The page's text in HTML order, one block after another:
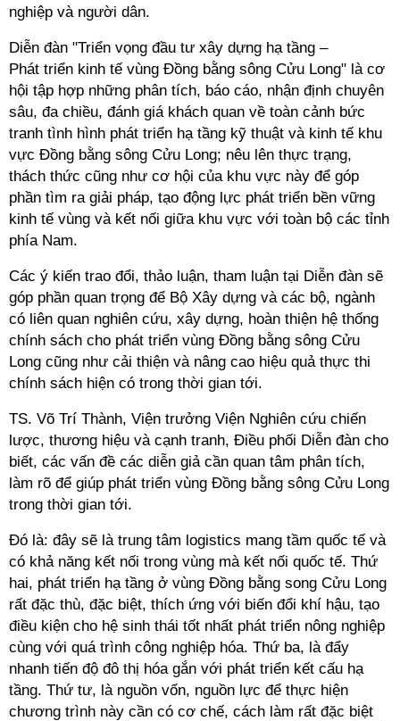
nghiệp và người dân.
Diễn đàn "Triển vọng đầu tư xây dựng hạ tầng –
Phát triển kinh tế vùng Đồng bằng sông Cửu Long" là cơ
hội tập hợp những phân tích, báo cáo, nhận định chuyên
sâu, đa chiều, đánh giá khách quan về toàn cảnh bức
tranh tình hình phát triển hạ tầng kỹ thuật và kinh tế khu
vực Đồng bằng sông Cửu Long; nêu lên thực trạng,
thách thức cũng như cơ hội của khu vực này để góp
phần tìm ra giải pháp, tạo động lực phát triển bền vững
kinh tế vùng và kết nối giữa khu vực với toàn bộ các tỉnh
phía Nam.
Các ý kiến trao đổi, thảo luận, tham luận tại Diễn đàn sẽ
góp phần quan trọng để Bộ Xây dựng và các bộ, ngành
có liên quan nghiên cứu, xây dựng, hoàn thiện hệ thống
chính sách cho phát triển vùng Đồng bằng sông Cửu
Long cũng như cải thiện và nâng cao hiệu quả thực thi
chính sách hiện có trong thời gian tới.
TS. Võ Trí Thành, Viện trưởng Viện Nghiên cứu chiến
lược, thương hiệu và cạnh tranh, Điều phối Diễn đàn cho
biết, các vấn đề các diễn giả cần quan tâm phân tích,
làm rõ để giúp phát triển vùng Đồng bằng sông Cửu Long
trong thời gian tới.
Đó là: đây sẽ là trung tâm logistics mang tầm quốc tế và
có khả năng kết nối trong vùng mà kết nối quốc tế. Thứ
hai, phát triển hạ tầng ở vùng Đồng bằng song Cửu Long
rất đặc thù, đặc biệt, thích ứng với biến đổi khí hậu, tạo
điều kiện cho hệ sinh thái tốt nhất phát triển nông nghiệp
cùng với quá trình công nghiệp hóa. Thứ ba, là đẩy
nhanh tiến độ đô thị hóa gắn với phát triển kết cấu hạ
tầng. Thứ tư, là nguồn vốn, nguồn lực để thực hiện
chương trình này cần có cơ chế, cách làm rất đặc biệt